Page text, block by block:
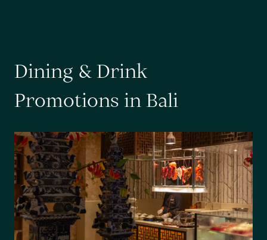
Dining &Drink
Promotions inBali